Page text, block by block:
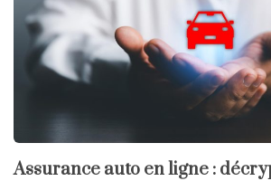
Assurance auto en ligne :